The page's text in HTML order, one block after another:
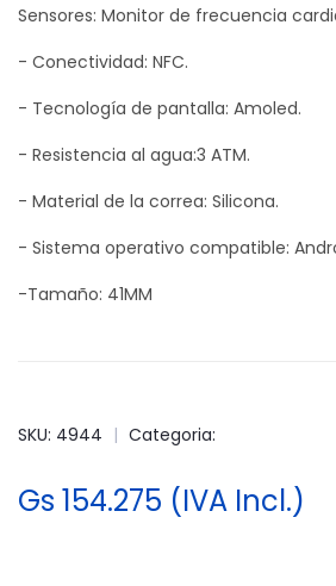
Sensores: Monitor de frecuencia
- Conectividad: NFC.
- Tecnología de pantalla: Amoled.
- Resistencia al agua:3 ATM.
- Material de la correa: Silicona.
- Sistema operativo compatible:
-Tamaño: 41MM
SKU: 4944 | Categoria:
Gs 154.275 (IVA Incl.)